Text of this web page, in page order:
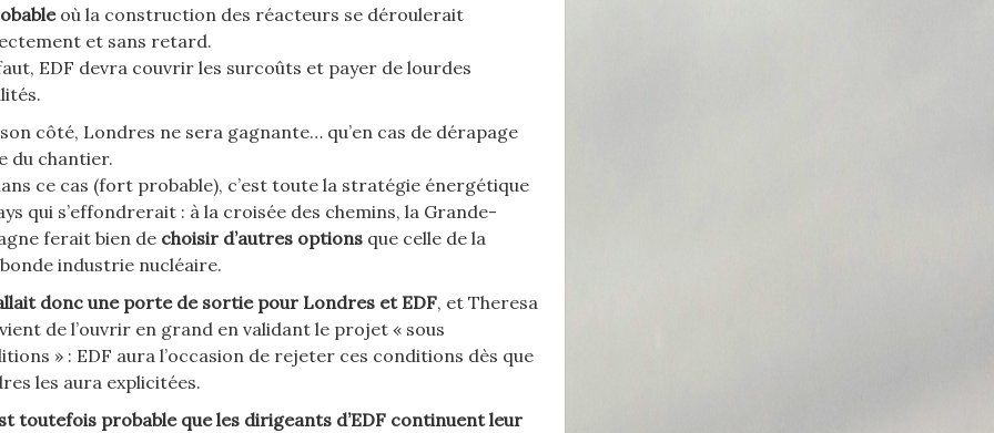
où la construction des réacteurs se déroulerait
et sans retard.
EDF devra couvrir les surcoûts et payer de lourdes
côté, Londres ne sera gagnante… qu’en cas de dérapage
du chantier.
ce cas (fort probable), c’est toute la stratégie énergétique
qui s’effondrerait : à la croisée des chemins, la Grande-
ferait bien de choisir d’autres options que celle de la
industrie nucléaire.
donc une porte de sortie pour Londres et EDF, et Theresa
de l’ouvrir en grand en validant le projet « sous
» : EDF aura l’occasion de rejeter ces conditions dès que
les aura explicitées.
toutefois probable que les dirigeants d’EDF continuent leur